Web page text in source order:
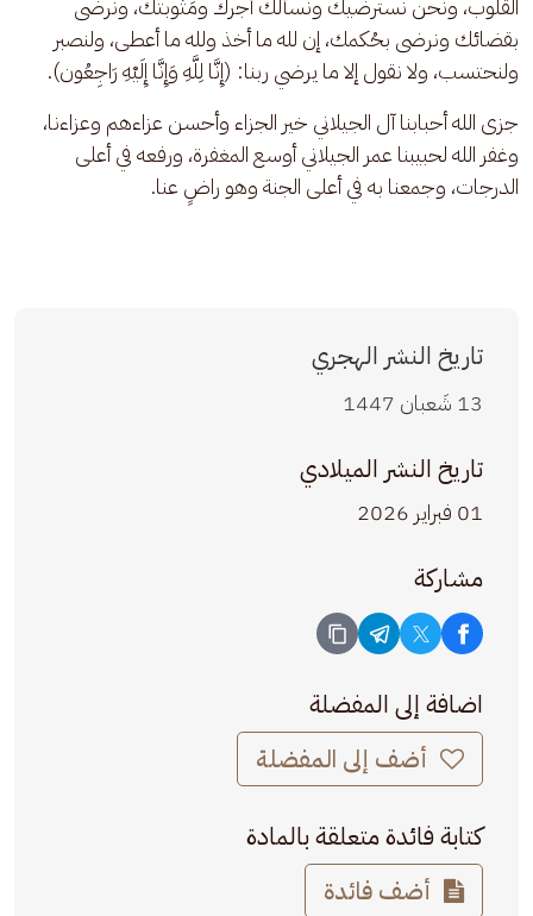
القلوب، ونحن نسترضيك ونسألك أجرك ومَثوبتك، ونرضى
بقضائك ونرضى بحُكمك، إن لله ما أخذ ولله ما أعطى، ولنصبر
ولنحتسب، ولا نقول إلا ما يرضي ربنا: (إِنَّا لِلَّهِ وَإِنَّا إِلَيْهِ رَاجِعُون).
جزى الله أحبابنا آل الجيلاني خير الجزاء وأحسن عزاءهم وعزاءنا،
وغفر الله لحبيبنا عمر الجيلاني أوسع المغفرة، ورفعه في أعلى
الدرجات، وجمعنا به في أعلى الجنة وهو راضٍ عنا.
تاريخ النشر الهجري
13 شَعبان 1447
تاريخ النشر الميلادي
01 فبراير 2026
مشاركة
اضافة إلى المفضلة
أضف إلى المفضلة
كتابة فائدة متعلقة بالمادة
أضف فائدة